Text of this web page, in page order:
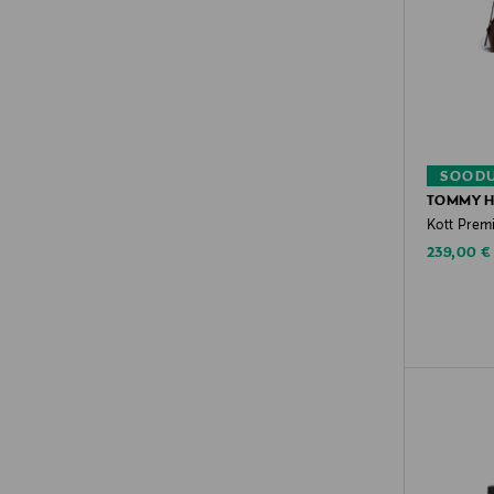
TOMMY
Kott
239,00 €